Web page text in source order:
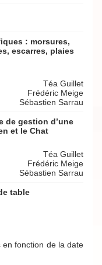
: morsures,
escarres, plaies
Téa Guillet
Frédéric Meige
Sébastien Sarrau
de gestion d’une
et le Chat
Téa Guillet
Frédéric Meige
Sébastien Sarrau
table
en fonction de la date